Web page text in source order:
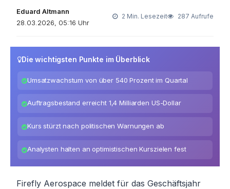
Eduard Altmann
28.03.2026, 05:16 Uhr
2 Min. Lesezeit 287 Aufrufe
Die wichtigsten Punkte im Überblick
Umsatzwachstum von über 540 Prozent im Quartal
Auftragsbestand erreicht 1,4 Milliarden US-Dollar
Kurs stürzt nach politischen Warnungen ab
Analysten halten an optimistischen Kurszielen fest
Firefly Aerospace meldet für das Geschäftsjahr